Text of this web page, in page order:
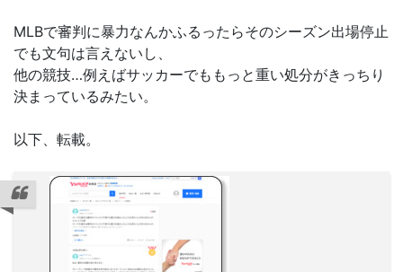
MLBで審判に暴力なんかふるったらそのシーズン出場停止
でも文句は言えないし、
他の競技…例えばサッカーでももっと重い処分がきっちり
決まっているみたい。
以下、転載。